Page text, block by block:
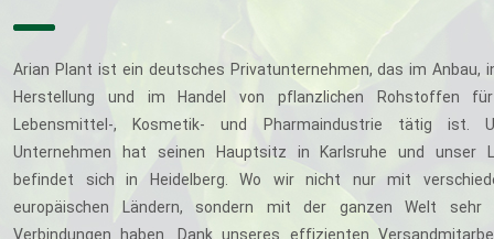
Arian Plant ist ein deutsches Privatunternehmen, das im Anbau,
Herstellung und im Handel von pflanzlichen Rohstoffen
Lebensmittel-, Kosmetik- und Pharmaindustrie tätig ist.
Unternehmen hat seinen Hauptsitz in Karlsruhe und unser
befindet sich in Heidelberg. Wo wir nicht nur mit
europäischen Ländern, sondern mit der ganzen Welt sehr